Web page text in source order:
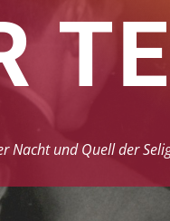
Nacht und Quell der